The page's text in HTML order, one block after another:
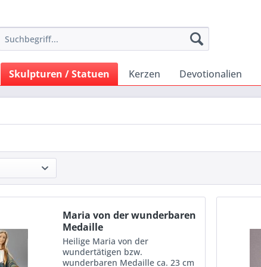
Skulpturen / Statuen Kerzen Devotionalien
Maria von der wunderbaren
Medaille
Heilige Maria von der
wundertätigen bzw.
wunderbaren Medaille ca. 23 cm